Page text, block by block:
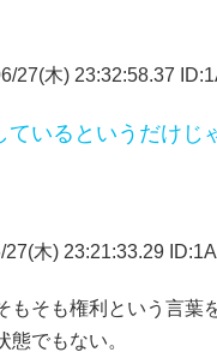
27(木) 23:32:58.37
いるというだけじ
27(木) 23:21:33.29
もそも権利という言葉
態でもない。